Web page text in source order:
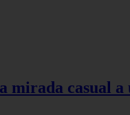
mirada casual